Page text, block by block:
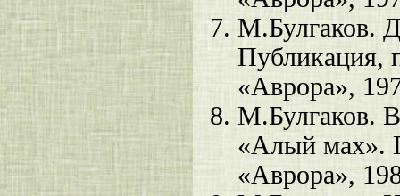
М.Булгаков.
Публикация,
«Аврора»,
М.Булгаков.
«Алый мах».
«Аврора»,